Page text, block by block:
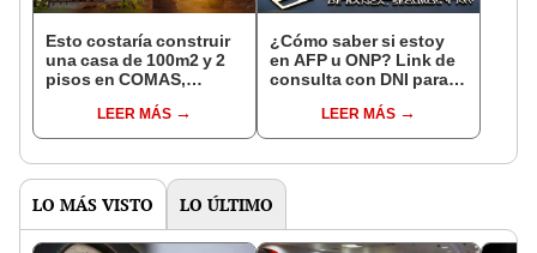
Esto costaría construir
una casa de 100m2 y 2
pisos en COMAS,
distritos de LIMA
NORTE
LEER MÁS
¿Cómo saber si estoy
en AFP u ONP? Link de
consulta con DNI para
pensiones estás
LEER MÁS
LO MÁS VISTO LO ÚLTIMO